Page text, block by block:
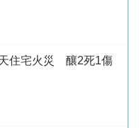
住宅火災 釀2死1傷